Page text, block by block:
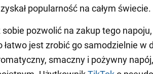
popularność na całym świecie.
pozwolić na zakup tego
łatwo jest zrobić go samodzielnie w
smaczny i pożywny